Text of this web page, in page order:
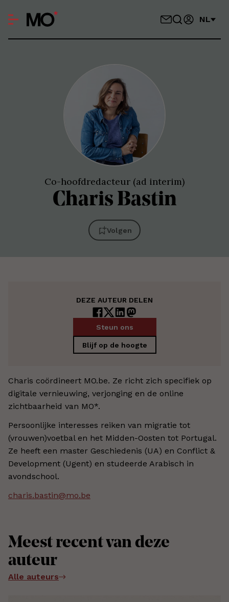
NL
Co-hoofdredacteur (ad interim)
Charis Bastin
Volgen
DEZE AUTEUR DELEN
Steun ons
Blijf op de hoogte
Charis coördineert MO.be. Ze richt zich specifiek op
digitale vernieuwing, verjonging en de online
zichtbaarheid van MO*.
Persoonlijke interesses reiken van migratie tot
(vrouwen)voetbal en het Midden-Oosten tot Portugal.
Ze heeft een master Geschiedenis (UA) en Conflict &
Development (Ugent) en studeerde Arabisch in
avondschool.
charis.bastin@mo.be
Meest recent van deze
auteur
Alle auteurs